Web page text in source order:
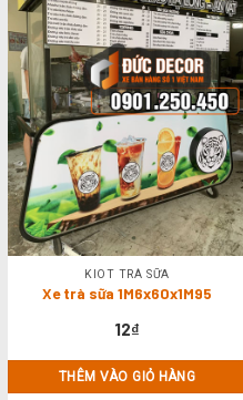
KIOT TRÀ SỮA
Xe trà sữa 1M6x60x1M95
12₫
THÊM VÀO GIỎ HÀNG